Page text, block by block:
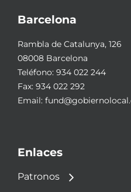
Barcelona
Rambla de Catalunya, 126
08008 Barcelona
Teléfono: 934 022 244
Fax: 934 022 292
Email:
Enlaces
Patronos